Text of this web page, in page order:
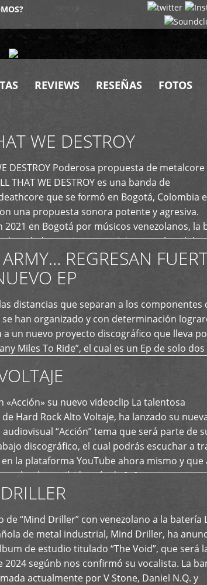
REVIEWS RESEÑAS FOTOS
WE DESTROY
DESTROY Poderosa propuesta de
THAT WE DESTROY es una banda de
que se formó en Bogotá, Colombia
una propuesta sonora potente y agresiva.
2021 en Bogotá por músicos venezolanos, la
demoledores, ritmos vertiginosos y
creando […]REGRESAN
EP
distancias que separan a los componentes
se han organizado y con determinación
a un nuevo proyecto discográfico que lleva
Miles To Ride”, el cual es un Ep de solo
[…]
«Acción» su nuevo videoclip La talentosa
Hard Rock Alto Voltaje, ha lanzado su
“Acción” tema que será parte de
discográfico, el cual podrás escuchar a
la plataforma YouTube ahora mismo y que
ya ha recibido más de […]
de “Mind Driller” con venezolano a la batería
de metal industrial, Mind Driller, ha
de estudio titulado “The Void”, que será
2024 segúnb nos confirmó su vocalista. La
actualmente por V Stone, Daniel N.Q. y